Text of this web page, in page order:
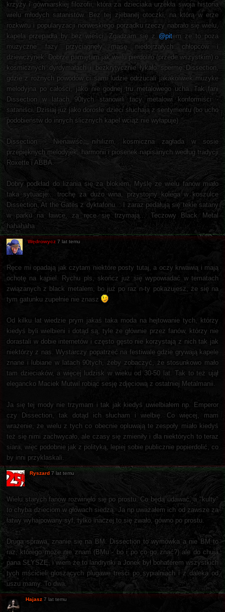
krzyży i gówniarskiej filozofii, która za dzieciaka urzekła swoja historia
wielu młodych satanistów. Bez tej zjebanej otoczki, na którą w erze
rozkwitu i popularyzacji norweskiego porządku rzeczy nabrało się wielu,
kapela przepadła by bez wieści. Zgadzam się z @pitem ze to poza
muzyczne fazy przyciągnęły masę niedojrzałych chłopców i
dziewczynek. Dobrze pamiętam jak wielu pierdoliło (przede wszystkim) o
kosmicznych dyrdymałach i bezkrytycznie łykało spermę Dissection,
gdzie z rożnych powodów ci sami ludzie odrzucali jakakolwiek muzyke
melodyjna po całości, jako nie godnej tru metalowego ucha. Tak fani
Dissection w latach 90tych stanowili tacy metalowi konformiści -
sataniści. Dzisiaj już jako dorosłe dzieci słuchają z sentymentu (bo ucho
podobieństw do innych ślicznych kapel wciąż nie wyłapuje)
Dissection - Nienawiśc, nihilizm, kosmiczna zagłada w sosie
przepięknych melodyjek, harmonii i piosenek napisanych według tradycji
Roxette i ABBA.
Dobry podkład do lizania się za blokiem. Myślę ze wielu fanów miało
taka sytuacje... trochę za dużo wina, przystojny kolega w koszulce
Dissection, At the Gates z dyktafonu... I zaraz pedałują się tekie satany
w parku na ławce, za ręce się trzymają... Teczowy Black Metal
hahahaha
Wędrowycz 7 lat temu
Ręce mi opadają jak czytam niektóre posty tutaj, a oczy krwawią i mają
ochotę na kąpiel. Rychu pls, skończ już się wypowiadać w tematach
związanych z black metalem, bo już po raz n-ty pokazujesz, że się na
tym gatunku zupełnie nie znasz
Od kilku lat wiedzie prym jakaś taka moda na hejtowanie tych, którzy
kiedyś byli wielbieni i dotąd są, tyle że głównie przez fanów, którzy nie
dorastali w dobie internetów i często gęsto nie korzystają z nich tak jak
niektórzy z nas. Wystarczy popatrzeć na festiwale gdzie grywają kapele
znane i lubiane w latach 90tych, żeby zobaczyć, że stosunkowo mało
tam dzieciaków, a więcej ludzisk w wieku od 30-50 lat. Tak to też ujął
elegancko Maciek Mutwil robiąc sesję zdjęciową z ostatniej Metalmanii.
Ja się tej mody nie trzymam i tak jak kiedyś uwielbiałem np. Emperor
czy Dissection, tak dotąd ich słucham i wielbię. Co więcej, mam
wrażenie, że wielu z tych co obecnie opluwają te zespoły miało kiedyś
też się nimi zachwycało, ale czasy się zmieniły i dla niektórych to teraz
siara, więc podobnie jak z polityką, lepiej sobie publicznie popierdolić, co
by inni przyklaskali.
Ryszard 7 lat temu
Wielu starych fanow rozwinęło się po prostu. Co będą udawać, a "kulty"
to chyba dzieciom w głowach siedzą. Ja np uważałem ich od zawsze za
łatwy wyhajpowany syf, tylko inaczej to się zwało, gówno po prostu.
Druga sprawa, znanie się na BM. Dissection to wymówka a nie BM to
raz, którego może nie znam (BMu - bo i po co go znać?) ale do chuja
pana SŁYSZĘ, i wiem że to landrynki a Jonek był bohaterem wszystkich
tych mścicieli gloszących plugawe treści po sypialniach i z daleka od
uszu mamy. To dwa.
Hajasz 7 lat temu